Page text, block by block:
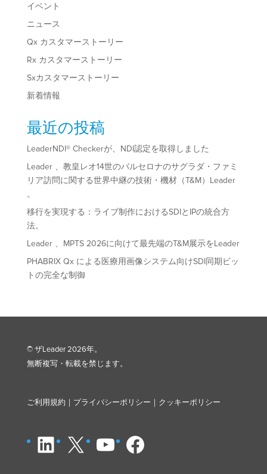
イベント
ニュース
Qx カスタマーストーリー
Rx カスタマーストーリー
Sxカスタマーストーリー
新着情報
最近の投稿
LeaderNDI® Checkerが、NDI認定を取得しました
Leader 、教皇レオ14世のバルセロナのサグラダ・ファミ
リア訪問に関する世界中継の技術・機材（T&M）Leader
。
移行を実現する：ライブ制作におけるSDIとIPの統合方
法。
Leader 、MPTS 2026に向けて最先端のT&M展示をLeader
PHABRIX Qx による医療用画像システム向けSDI同期ビッ
トの完全な制御
© ザLeader 2026年。
無断複写・転載を禁じます。
ご利用規約｜ プライバシーポリシー ｜ クッキーポリシー
LinkedIn
X ユーチューブ フェイスブック